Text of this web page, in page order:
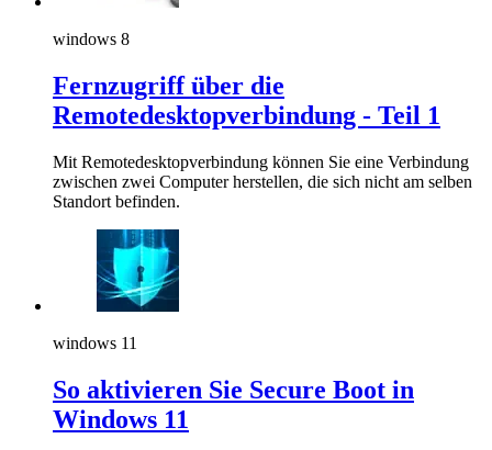
windows 8
Fernzugriff über die
Remotedesktopverbindung - Teil 1
Mit Remotedesktopverbindung können Sie eine Verbindung
zwischen zwei Computer herstellen, die sich nicht am selben
Standort befinden.
windows 11
So aktivieren Sie Secure Boot in
Windows 11